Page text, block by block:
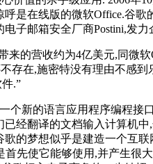
是在线版的微软Office.谷
子邮箱安全厂商Postini,发
的营收约为4亿美元,同微
存在,施密特没有理由不感
.”
新的语言应用程序编程
经翻译的文档输入计算机
的梦想似乎是建造一个互
先使它能够使用,并产生